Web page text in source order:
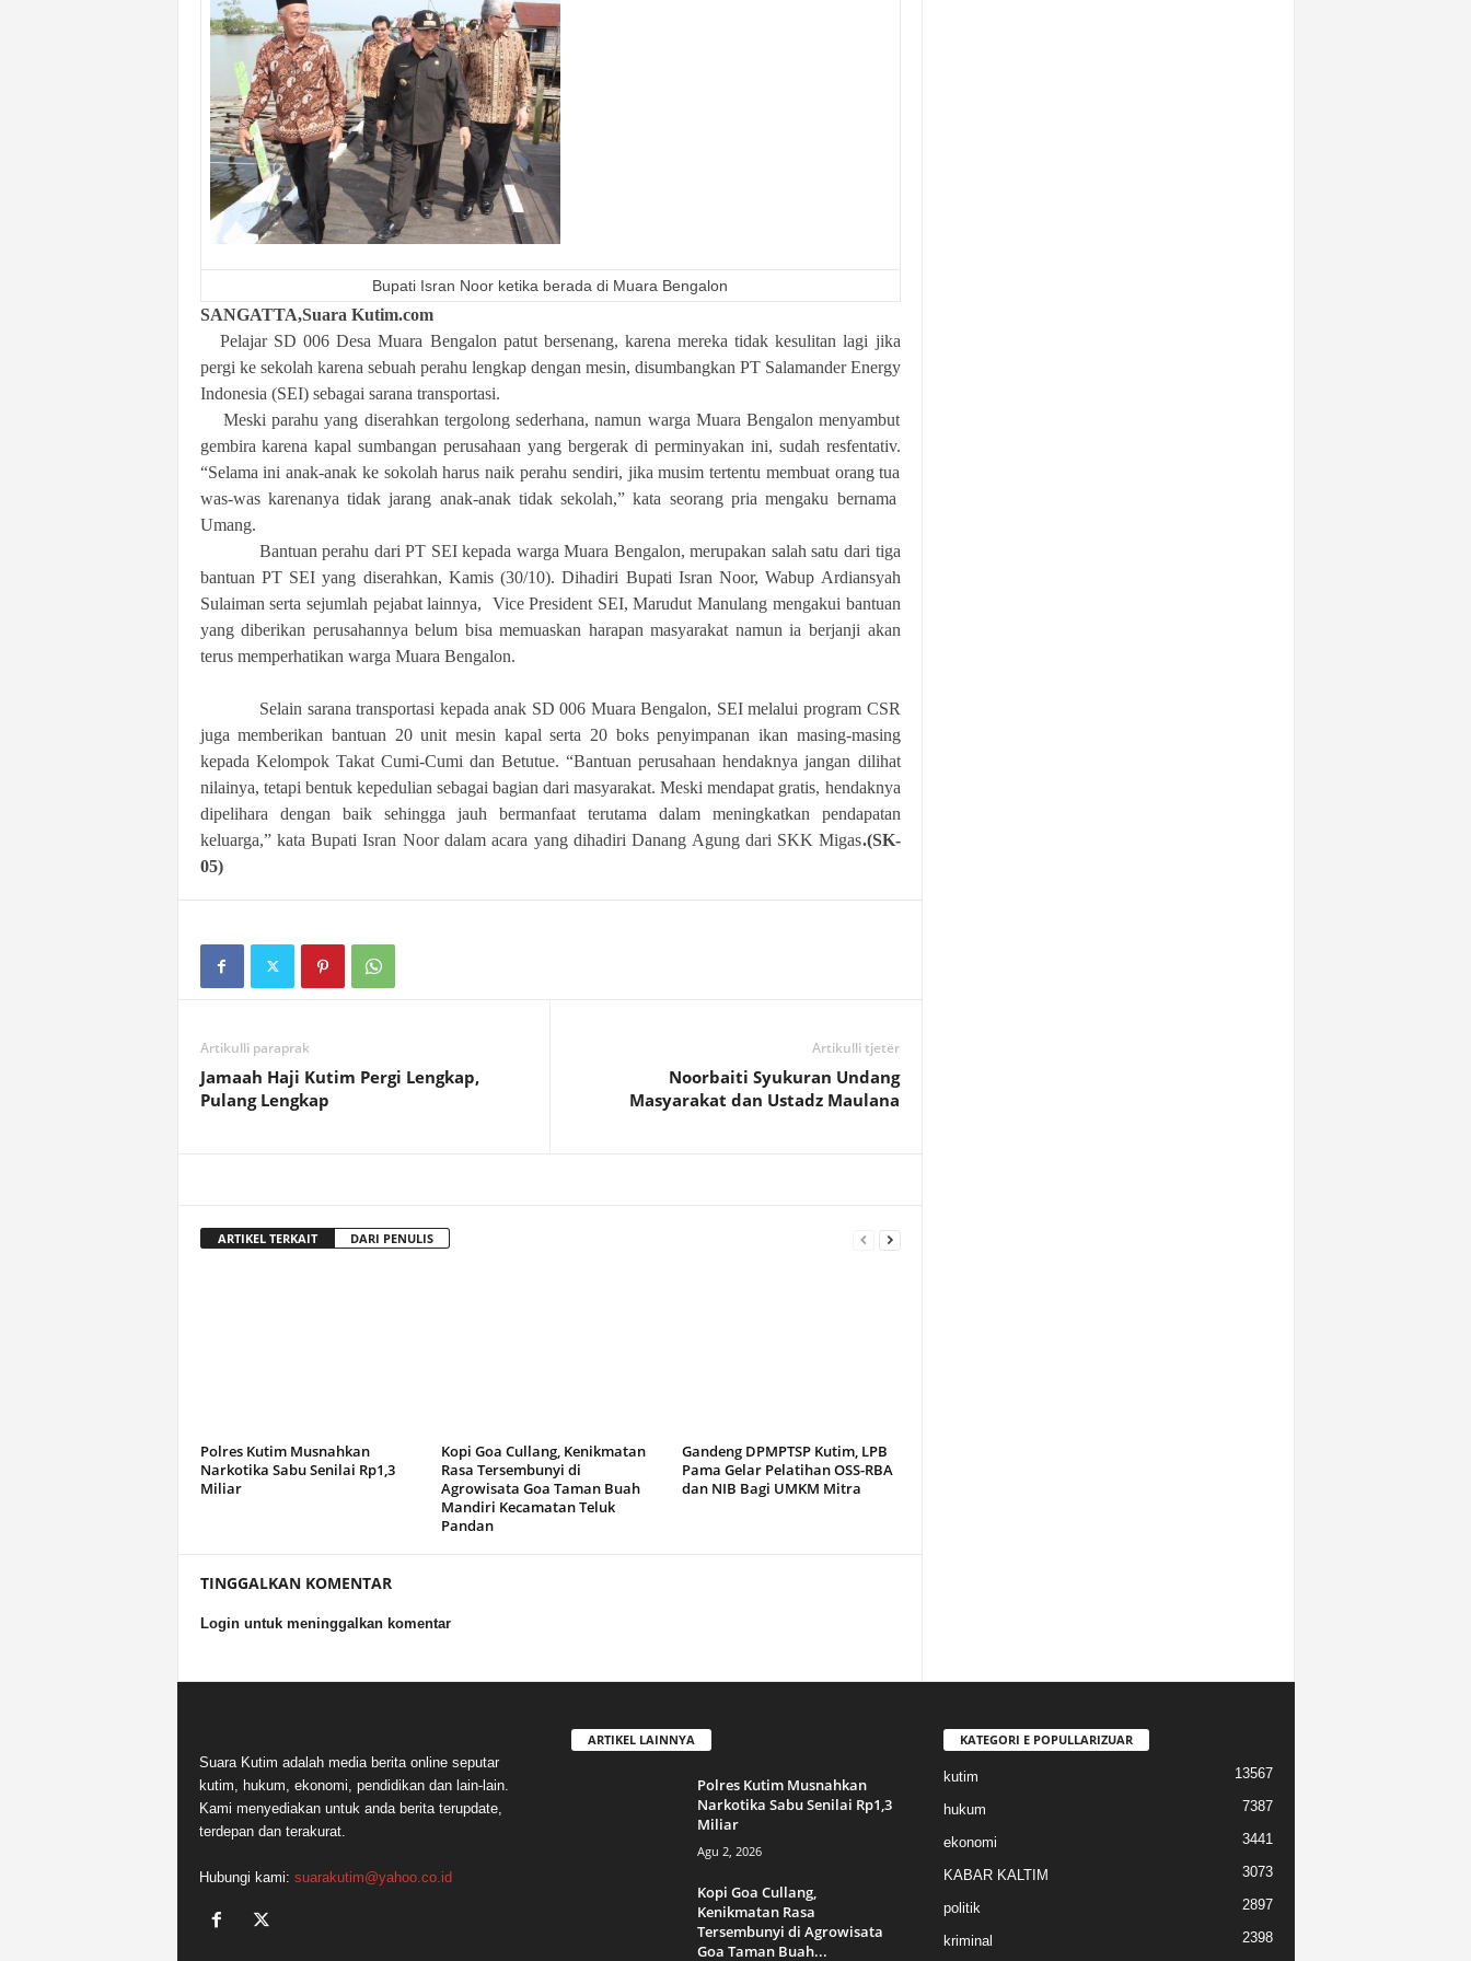
Bupati Isran Noor ketika berada di Muara Bengalon
SANGATTA,Suara Kutim.com
Pelajar SD 006 Desa Muara Bengalon patut bersenang, karena mereka tidak kesulitan lagi jika
pergi ke sekolah karena sebuah perahu lengkap dengan mesin, disumbangkan PT Salamander Energy
Indonesia (SEI) sebagai sarana transportasi.
Meski parahu yang diserahkan tergolong sederhana, namun warga Muara Bengalon menyambut
gembira karena kapal sumbangan perusahaan yang bergerak di perminyakan ini, sudah resfentativ.
“Selama ini anak-anak ke sokolah harus naik perahu sendiri, jika musim tertentu membuat orang tua
was-was karenanya tidak jarang anak-anak tidak sekolah,” kata seorang pria mengaku bernama
Umang.
Bantuan perahu dari PT SEI kepada warga Muara Bengalon, merupakan salah satu dari tiga
bantuan PT SEI yang diserahkan, Kamis (30/10). Dihadiri Bupati Isran Noor, Wabup Ardiansyah
Sulaiman serta sejumlah pejabat lainnya, Vice President SEI, Marudut Manulang mengakui bantuan
yang diberikan perusahannya belum bisa memuaskan harapan masyarakat namun ia berjanji akan
terus memperhatikan warga Muara Bengalon.
Selain sarana transportasi kepada anak SD 006 Muara Bengalon, SEI melalui program CSR
juga memberikan bantuan 20 unit mesin kapal serta 20 boks penyimpanan ikan masing-masing
kepada Kelompok Takat Cumi-Cumi dan Betutue. “Bantuan perusahaan hendaknya jangan dilihat
nilainya, tetapi bentuk kepedulian sebagai bagian dari masyarakat. Meski mendapat gratis, hendaknya
dipelihara dengan baik sehingga jauh bermanfaat terutama dalam meningkatkan pendapatan
keluarga,” kata Bupati Isran Noor dalam acara yang dihadiri Danang Agung dari SKK Migas.(SK-
05)
Artikulli paraprak
Jamaah Haji Kutim Pergi Lengkap,
Pulang Lengkap
Artikulli tjetër
Noorbaiti Syukuran Undang
Masyarakat dan Ustadz Maulana
ARTIKEL TERKAIT DARI PENULIS
Polres Kutim Musnahkan
Narkotika Sabu Senilai Rp1,3
Miliar
Kopi Goa Cullang, Kenikmatan
Rasa Tersembunyi di
Agrowisata Goa Taman Buah
Mandiri Kecamatan Teluk
Pandan
Gandeng DPMPTSP Kutim, LPB
Pama Gelar Pelatihan OSS-RBA
dan NIB Bagi UMKM Mitra
TINGGALKAN KOMENTAR
Login untuk meninggalkan komentar
Suara Kutim adalah media berita online seputar
kutim, hukum, ekonomi, pendidikan dan lain-lain.
Kami menyediakan untuk anda berita terupdate,
terdepan dan terakurat.
Hubungi kami: suarakutim@yahoo.co.id
ARTIKEL LAINNYA
Polres Kutim Musnahkan
Narkotika Sabu Senilai Rp1,3
Miliar
Agu 2, 2026
Kopi Goa Cullang,
Kenikmatan Rasa
Tersembunyi di Agrowisata
Goa Taman Buah...
KATEGORI E POPULLARIZUAR
kutim 13567
hukum 7387
ekonomi 3441
KABAR KALTIM 3073
politik 2897
kriminal 2398